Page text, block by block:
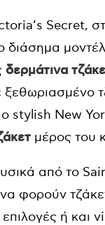
Secret,
διάσημα
δερμάτινα
stylish New
μέρος του
από το
φορούν
ή και